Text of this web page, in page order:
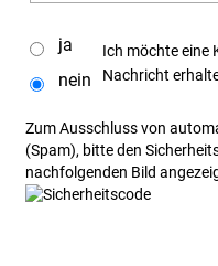
Ich möchte eine
Nachricht
ja
nein
Zum Ausschluss von
(Spam), bitte den
nachfolgenden Bild